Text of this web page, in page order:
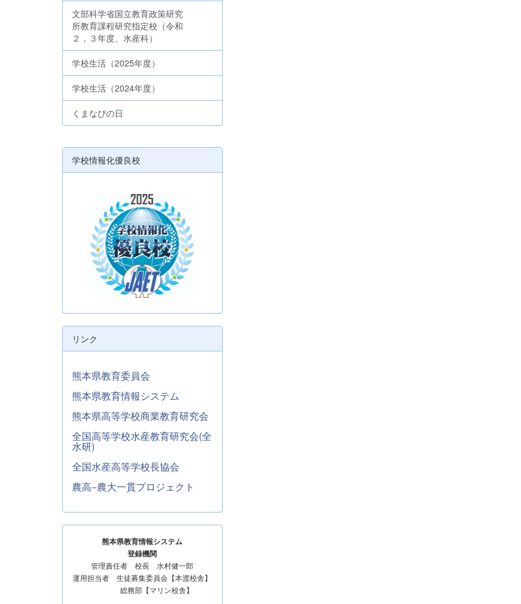
文部科学省国立教育政策研究
所教育課程研究指定校（令和
２，３年度、水産科）
学校生活（2025年度）
学校生活（2024年度）
くまなびの日
学校情報化優良校
リンク
熊本県教育委員会
熊本県教育情報システム
熊本県高等学校商業教育研究会
全国高等学校水産教育研究会(全
水研)
全国水産高等学校長協会
農高−農大一貫プロジェクト
熊本県教育情報システム
登録機関
管理責任者 校長 水村健一郎
運用担当者 生徒募集委員会【本渡校舎】
総務部【マリン校舎】